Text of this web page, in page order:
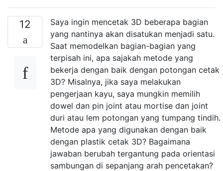
12
Saya ingin mencetak 3D beberapa bagian
yang nantinya akan disatukan menjadi satu.
Saat memodelkan bagian-bagian yang
terpisah ini, apa sajakah metode yang
bekerja dengan baik dengan potongan cetak
3D? Misalnya, jika saya melakukan
pengerjaan kayu, saya mungkin memilih
dowel dan pin joint atau mortise dan joint
duri atau lem potongan yang tumpang tindih.
Metode apa yang digunakan dengan baik
dengan plastik cetak 3D? Bagaimana
jawaban berubah tergantung pada orientasi
sambungan di sepanjang arah pencetakan?